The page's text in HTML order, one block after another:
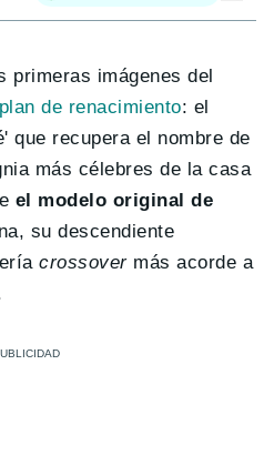
primeras imágenes del
de renacimiento: el
que recupera el nombre de
más célebres de la casa
el modelo original de
su descendiente
crossover más acorde a